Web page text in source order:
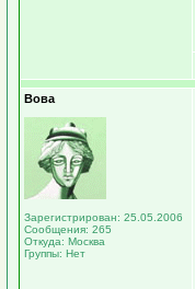
Вова
Зарегистрирован: 25.05.2006
Сообщения: 265
Откуда: Москва
Группы: Нет